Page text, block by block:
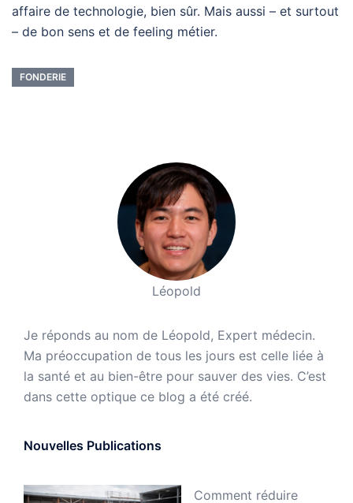
affaire de technologie, bien sûr. Mais aussi – et surtout
– de bon sens et de feeling métier.
FONDERIE
Léopold
Je réponds au nom de Léopold, Expert médecin.
Ma préoccupation de tous les jours est celle liée à
la santé et au bien-être pour sauver des vies. C’est
dans cette optique ce blog a été créé.
Nouvelles Publications
Comment réduire